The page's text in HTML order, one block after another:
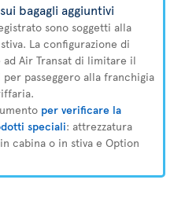
bagagli aggiuntivi
sono soggetti alla
La configurazione di
Air Transat di limitare il
passeggero alla franchigia
per verificare la
speciali: attrezzatura
cabina o in stiva e Option